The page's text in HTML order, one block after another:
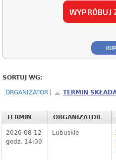
WYPRÓBUJ
SORTUJ WG:
ORGANIZATOR TERMIN
TERMIN ORGANIZATOR
2026-08-12
godz. 14:00
Lubuskie